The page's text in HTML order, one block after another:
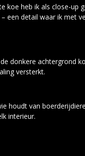
koe heb ik als close-up
een detail waar ik met
donkere achtergrond
versterkt.
houdt van
interieur.